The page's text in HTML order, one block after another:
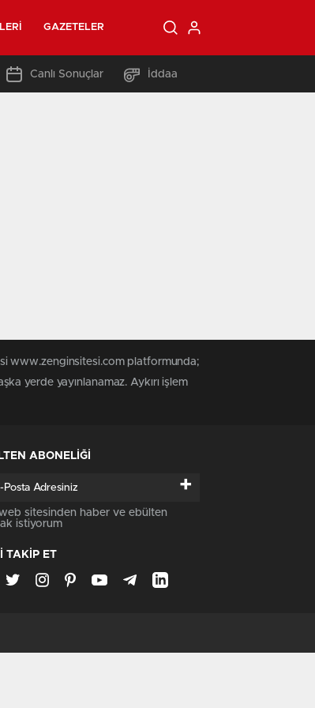
GAZETELER
Canlı Sonuçlar İddaa
www.zenginsitesi.com platformunda;
yerde yayınlanamaz. Aykırı işlem
ABONELİĞİ
+
sitesinden haber ve ebülten
istiyorum
TAKİP ET